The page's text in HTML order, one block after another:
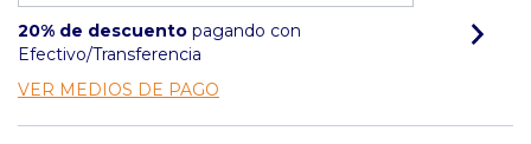
20% de descuento pagando con
Efectivo/Transferencia
VER MEDIOS DE PAGO